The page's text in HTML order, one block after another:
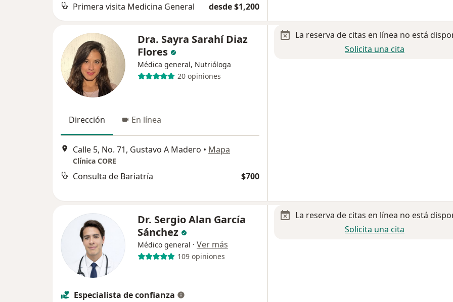
Primera visita Medicina General desde $1,200
Dra. Sayra Sarahí Diaz
Flores
Médica general, Nutrióloga
20 opiniones
Dirección En línea
Calle 5, No. 71, Gustavo A Madero • Mapa
Clínica CORE
Consulta de Bariatría $700
La reserva de citas en línea no está
Solicita una cita
Dr. Sergio Alan García
Sánchez
Médico general · Ver más
109 opiniones
Especialista de confianza
La reserva de citas en línea no está
Solicita una cita